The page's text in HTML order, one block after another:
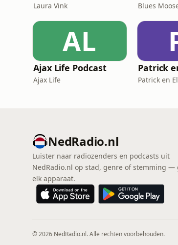
Laura Vink Blues
AL
Ajax Life Podcast
Ajax Life
Patrick
Patrick en
NedRadio.nl
Luister naar radiozenders en podcasts uit
NedRadio.nl op stad, genre of stemming —
elk apparaat.
© 2026 NedRadio.nl. Alle rechten voorbehouden.